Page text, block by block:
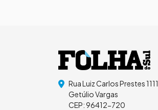
Rua Luiz Carlos Prestes 1111
Getúlio Vargas
CEP: 96412-720